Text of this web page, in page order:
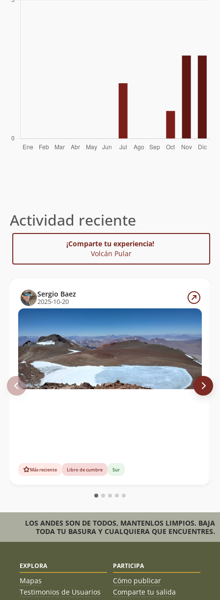
Actividad reciente
¡Comparte tu experiencia!
Volcán Pular
Sergio Baez
2025-10-20
Más reciente Libro de cumbre Sur
LOS ANDES SON DE TODOS, MANTENLOS LIMPIOS. BAJA
TODA TU BASURA Y CUALQUIERA QUE ENCUENTRES.
EXPLORA
Mapas
Testimonios de Usuarios
PARTICIPA
Cómo publicar
Comparte tu salida